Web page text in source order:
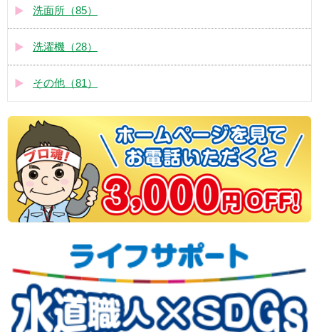
洗面所（85）
洗濯機（28）
その他（81）